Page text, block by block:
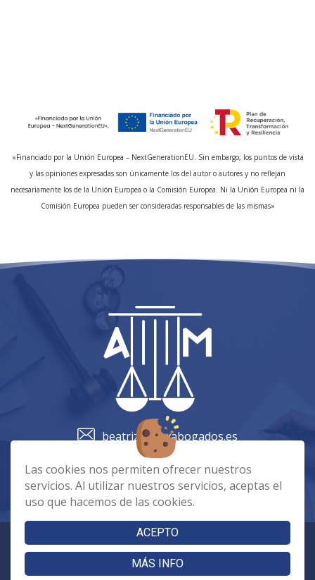
Las cookies nos permiten ofrecer nuestros
servicios. Al utilizar nuestros servicios, aceptas el
uso que hacemos de las cookies.
ACEPTO
MÁS INFO
«Financiado por la Unión Europea – NextGenerationEU. Sin embargo, los puntos de vista
y las opiniones expresadas son únicamente los del autor o autores y no reflejan
necesariamente los de la Unión Europea o la Comisión Europea. Ni la Unión Europea ni la
Comisión Europea pueden ser consideradas responsables de las mismas»
beatriz@amvabogados.es
+34 928530992
Cookies|Aviso Legal |Política de Privacidad
Copyright 2023 - Fuerteventura Lawyers. Todos los derechos
reservados
Página realizada porWeb Las Palmas